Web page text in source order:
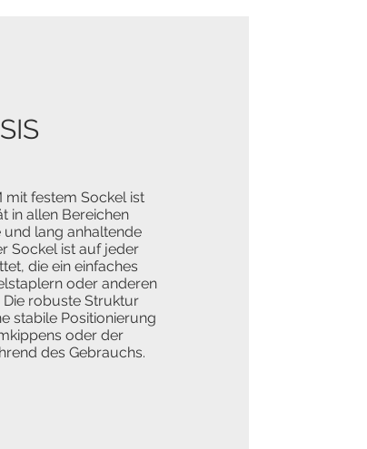
mit festem Sockel ist
in allen Bereichen
und lang anhaltende
Sockel ist auf jeder
die ein einfaches
oder anderen
robuste Struktur
stabile Positionierung
oder der
des Gebrauchs.